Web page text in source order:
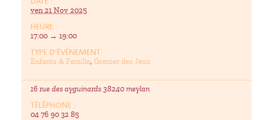
ven 21 Nov 2025
HEURE :
17:00 → 19:00
TYPE D’ÉVÈNEMENT:
Enfants & Famille,Grenier des Jeux
16 rue des ayguinards 38240 meylan
TÉLÉPHONE :
04 76 90 32 85